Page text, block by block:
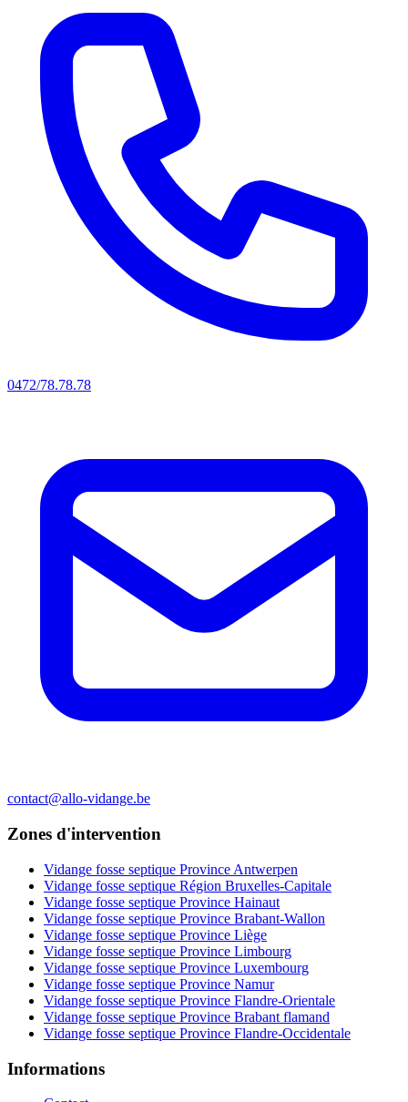
0472/78.78.78
contact@allo-vidange.be
Zones d'intervention
Vidange fosse septique Province Antwerpen
Vidange fosse septique Région Bruxelles-Capitale
Vidange fosse septique Province Hainaut
Vidange fosse septique Province Brabant-Wallon
Vidange fosse septique Province Liège
Vidange fosse septique Province Limbourg
Vidange fosse septique Province Luxembourg
Vidange fosse septique Province Namur
Vidange fosse septique Province Flandre-Orientale
Vidange fosse septique Province Brabant flamand
Vidange fosse septique Province Flandre-Occidentale
Informations